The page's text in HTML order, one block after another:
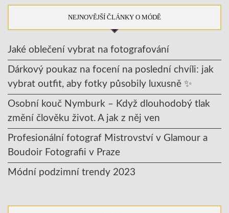
NEJNOVĚJŠÍ ČLÁNKY O MÓDĚ
Jaké oblečení vybrat na fotografování
Dárkový poukaz na focení na poslední chvíli: jak
vybrat outfit, aby fotky působily luxusně ✨
Osobní kouč Nymburk – Když dlouhodobý tlak
změní člověku život. A jak z něj ven
Profesionální fotograf Mistrovství v Glamour a
Boudoir Fotografii v Praze
Módní podzimní trendy 2023